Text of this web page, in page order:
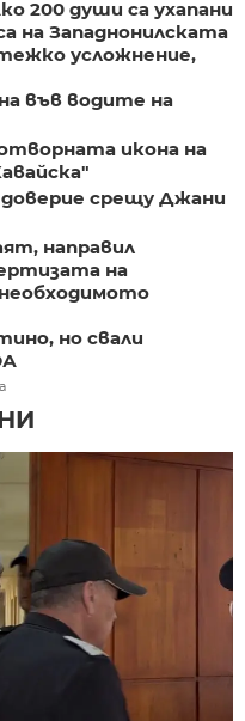
200 души са ухапани
на Западнонилската
усложнение,
във водите на
икона на
срещу Джани
направил
на
но свали